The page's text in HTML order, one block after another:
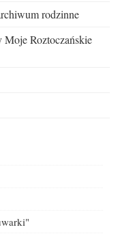
rodzinne
Roztoczańskie